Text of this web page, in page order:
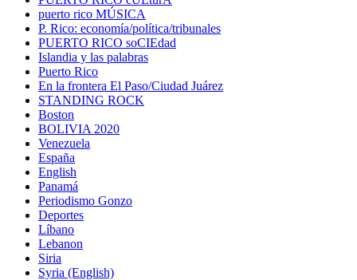
puerto rico MÚSICA
P. Rico: economía/política/tribunales
PUERTO RICO soCIEdad
Islandia y las palabras
Puerto Rico
En la frontera El Paso/Ciudad Juárez
STANDING ROCK
Boston
BOLIVIA 2020
Venezuela
España
English
Panamá
Periodismo Gonzo
Deportes
Líbano
Lebanon
Siria
Syria (English)